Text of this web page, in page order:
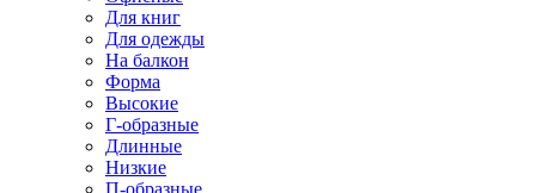
Для книг
Для одежды
На балкон
Форма
Высокие
Г-образные
Длинные
Низкие
П-образные